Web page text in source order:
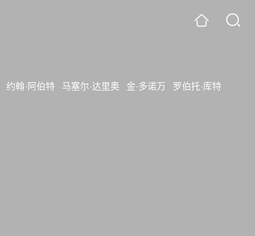
约翰·阿伯特 马塞尔·达里奥 金·多诺万
罗伯托·库特